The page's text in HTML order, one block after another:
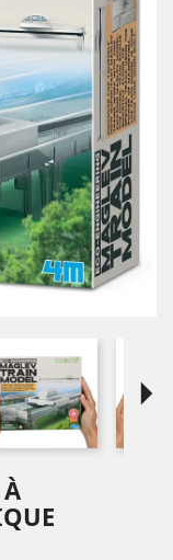
arrow_right